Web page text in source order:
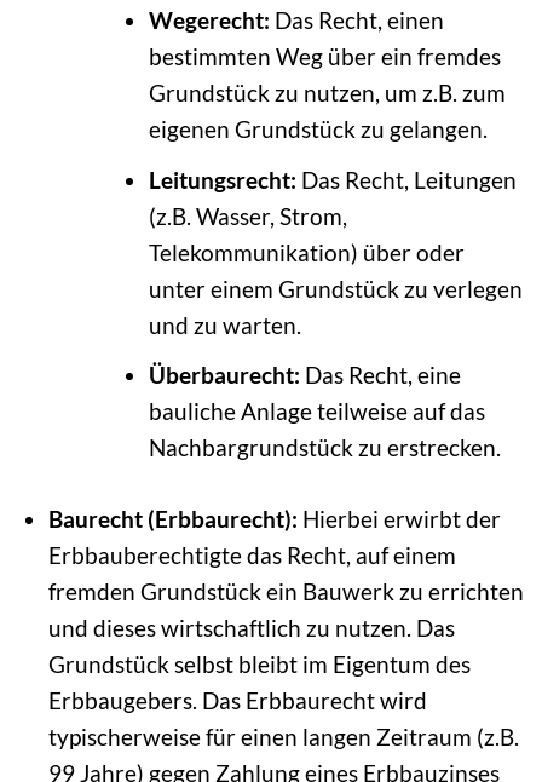
Wegerecht: Das Recht, einen
bestimmten Weg über ein fremdes
Grundstück zu nutzen, um z.B. zum
eigenen Grundstück zu gelangen.
Leitungsrecht: Das Recht, Leitungen
(z.B. Wasser, Strom,
Telekommunikation) über oder
unter einem Grundstück zu verlegen
und zu warten.
Überbaurecht: Das Recht, eine
bauliche Anlage teilweise auf das
Nachbargrundstück zu erstrecken.
Baurecht (Erbbaurecht): Hierbei erwirbt der
Erbbauberechtigte das Recht, auf einem
fremden Grundstück ein Bauwerk zu errichten
und dieses wirtschaftlich zu nutzen. Das
Grundstück selbst bleibt im Eigentum des
Erbbaugebers. Das Erbbaurecht wird
typischerweise für einen langen Zeitraum (z.B.
99 Jahre) gegen Zahlung eines Erbbauzinses